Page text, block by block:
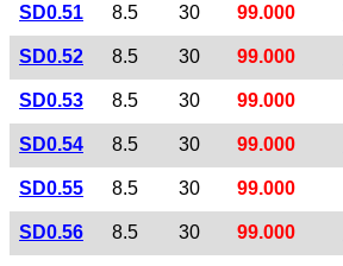
SD0.51 8.5 30 99.000
SD0.52 8.5 30 99.000
SD0.53 8.5 30 99.000
SD0.54 8.5 30 99.000
SD0.55 8.5 30 99.000
SD0.56 8.5 30 99.000